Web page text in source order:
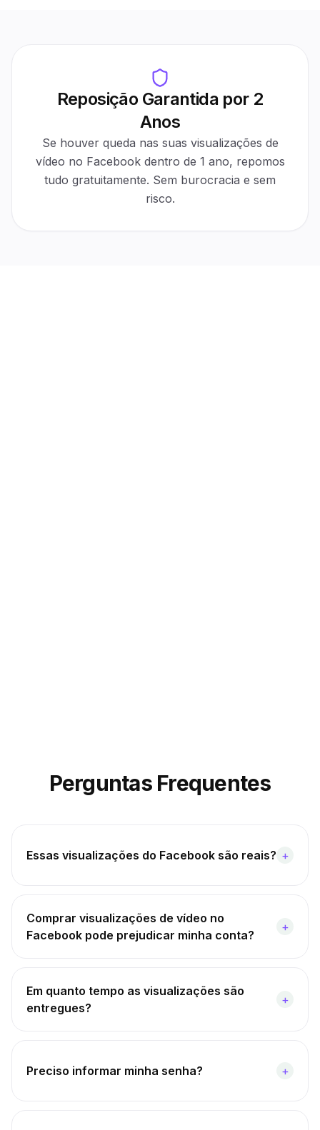
Auto-refill
$0 cost
For refills
Automatic
No tickets
Reposição Garantida por 2
Anos
Se houver queda nas suas visualizações de
vídeo no Facebook dentro de 1 ano, repomos
tudo gratuitamente. Sem burocracia e sem
risco.
Perguntas Frequentes
Essas visualizações do Facebook são reais? +
Comprar visualizações de vídeo no
Facebook pode prejudicar minha conta?
+
Em quanto tempo as visualizações são
entregues?
+
Preciso informar minha senha? +